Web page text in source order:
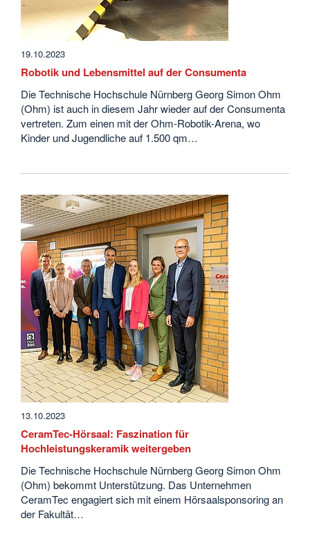
19.10.2023
Robotik und Lebensmittel auf der Consumenta
Die Technische Hochschule Nürnberg Georg Simon Ohm
(Ohm) ist auch in diesem Jahr wieder auf der Consumenta
vertreten. Zum einen mit der Ohm-Robotik-Arena, wo
Kinder und Jugendliche auf 1.500 qm…
13.10.2023
CeramTec-Hörsaal: Faszination für
Hochleistungskeramik weitergeben
Die Technische Hochschule Nürnberg Georg Simon Ohm
(Ohm) bekommt Unterstützung. Das Unternehmen
CeramTec engagiert sich mit einem Hörsaalsponsoring an
der Fakultät…